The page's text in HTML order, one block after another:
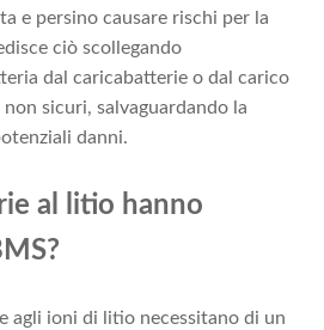
e persino causare rischi per la
ciò scollegando
dal caricabatterie o dal carico
sicuri, salvaguardando la
danni.
al litio hanno
agli ioni di litio necessitano di un